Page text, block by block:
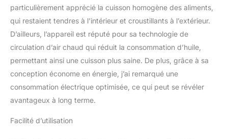
réseau de 6 200
réparateurs dans le
à la protection de
l'environnement et à la
réduction des déchets
GAIN DE TEMPS ET
D'ÉNERGIE : consomme
jusqu'à 70 % d'énergie
particulièrement apprécié la cuisson homogène des aliments,
qui restaient tendres à l’intérieur et croustillants à l’extérieur.
D’ailleurs, l’appareil est réputé pour sa technologie de
circulation d’air chaud qui réduit la consommation d’huile,
permettant ainsi une cuisson plus saine. De plus, grâce à sa
conception économe en énergie, j’ai remarqué une
consommation électrique optimisée, ce qui peut se révéler
avantageux à long terme.
Facilité d’utilisation